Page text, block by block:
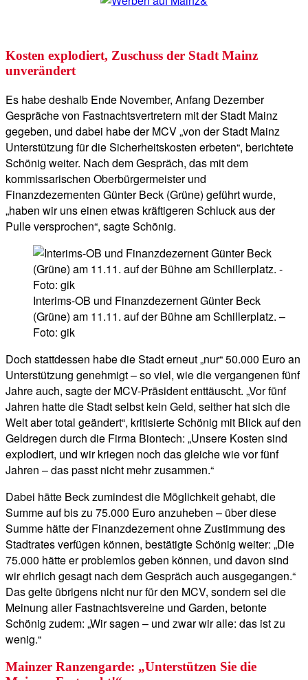
Kosten explodiert, Zuschuss der Stadt Mainz
unverändert
Es habe deshalb Ende November, Anfang Dezember
Gespräche von Fastnachtsvertretern mit der Stadt Mainz
gegeben, und dabei habe der MCV „von der Stadt Mainz
Unterstützung für die Sicherheitskosten erbeten“, berichtete
Schönig weiter. Nach dem Gespräch, das mit dem
kommissarischen Oberbürgermeister und
Finanzdezernenten Günter Beck (Grüne) geführt wurde,
„haben wir uns einen etwas kräftigeren Schluck aus der
Pulle versprochen“, sagte Schönig.
Interims-OB und Finanzdezernent Günter Beck
(Grüne) am 11.11. auf der Bühne am Schillerplatz. –
Foto: gik
Doch stattdessen habe die Stadt erneut „nur“ 50.000 Euro an
Unterstützung genehmigt – so viel, wie die vergangenen fünf
Jahre auch, sagte der MCV-Präsident enttäuscht. „Vor fünf
Jahren hatte die Stadt selbst kein Geld, seither hat sich die
Welt aber total geändert“, kritisierte Schönig mit Blick auf den
Geldregen durch die Firma Biontech: „Unsere Kosten sind
explodiert, und wir kriegen noch das gleiche wie vor fünf
Jahren – das passt nicht mehr zusammen.“
Dabei hätte Beck zumindest die Möglichkeit gehabt, die
Summe auf bis zu 75.000 Euro anzuheben – über diese
Summe hätte der Finanzdezernent ohne Zustimmung des
Stadtrates verfügen können, bestätigte Schönig weiter: „Die
75.000 hätte er problemlos geben können, und davon sind
wir ehrlich gesagt nach dem Gespräch auch ausgegangen.“
Das gelte übrigens nicht nur für den MCV, sondern sei die
Meinung aller Fastnachtsvereine und Garden, betonte
Schönig zudem: „Wir sagen – und zwar wir alle: das ist zu
wenig.“
Mainzer Ranzengarde: „Unterstützen Sie die